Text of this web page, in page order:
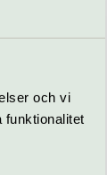
och vi
funktionalitet